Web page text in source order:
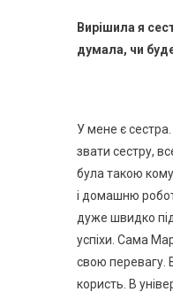
Вирішила я
думала, чи
У мене є
звати сестру,
була такою
і домашню
дуже швидко
успіхи. Сама
свою перевагу.
користь. В